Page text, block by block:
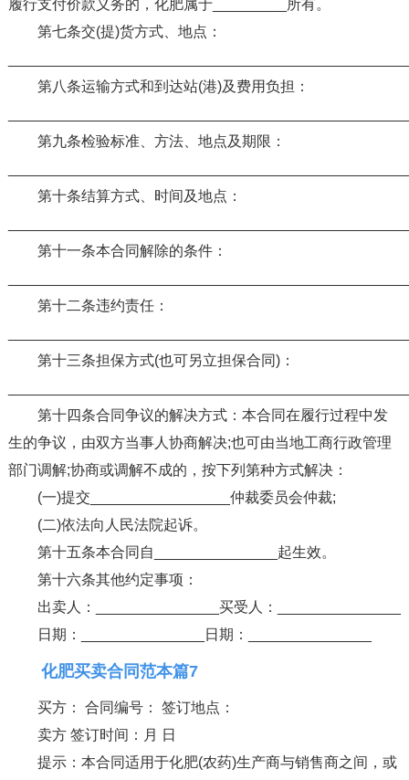
履行支付价款义务的，化肥属于_________所有。
第七条交(提)货方式、地点：
第八条运输方式和到达站(港)及费用负担：
第九条检验标准、方法、地点及期限：
第十条结算方式、时间及地点：
第十一条本合同解除的条件：
第十二条违约责任：
第十三条担保方式(也可另立担保合同)：
第十四条合同争议的解决方式：本合同在履行过程中发
生的争议，由双方当事人协商解决;也可由当地工商行政管理
部门调解;协商或调解不成的，按下列第种方式解决：
(一)提交_________________仲裁委员会仲裁;
(二)依法向人民法院起诉。
第十五条本合同自_______________起生效。
第十六条其他约定事项：
出卖人：_______________买受人：_______________
日期：_______________日期：_______________
化肥买卖合同范本篇7
买方： 合同编号： 签订地点：
卖方 签订时间：月 日
提示：本合同适用于化肥(农药)生产商与销售商之间，或